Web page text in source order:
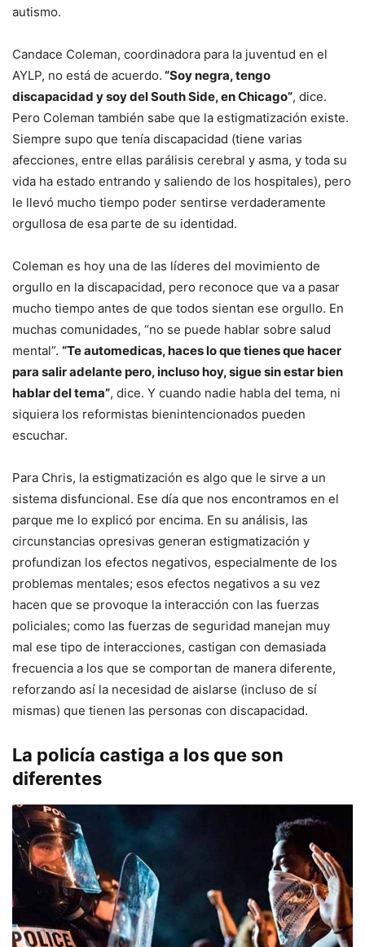
autismo.
Candace Coleman, coordinadora para la juventud en el
AYLP, no está de acuerdo. “Soy negra, tengo
discapacidad y soy del South Side, en Chicago”, dice.
Pero Coleman también sabe que la estigmatización existe.
Siempre supo que tenía discapacidad (tiene varias
afecciones, entre ellas parálisis cerebral y asma, y toda su
vida ha estado entrando y saliendo de los hospitales), pero
le llevó mucho tiempo poder sentirse verdaderamente
orgullosa de esa parte de su identidad.
Coleman es hoy una de las líderes del movimiento de
orgullo en la discapacidad, pero reconoce que va a pasar
mucho tiempo antes de que todos sientan ese orgullo. En
muchas comunidades, “no se puede hablar sobre salud
mental”. “Te automedicas, haces lo que tienes que hacer
para salir adelante pero, incluso hoy, sigue sin estar bien
hablar del tema”, dice. Y cuando nadie habla del tema, ni
siquiera los reformistas bienintencionados pueden
escuchar.
Para Chris, la estigmatización es algo que le sirve a un
sistema disfuncional. Ese día que nos encontramos en el
parque me lo explicó por encima. En su análisis, las
circunstancias opresivas generan estigmatización y
profundizan los efectos negativos, especialmente de los
problemas mentales; esos efectos negativos a su vez
hacen que se provoque la interacción con las fuerzas
policiales; como las fuerzas de seguridad manejan muy
mal ese tipo de interacciones, castigan con demasiada
frecuencia a los que se comportan de manera diferente,
reforzando así la necesidad de aislarse (incluso de sí
mismas) que tienen las personas con discapacidad.
La policía castiga a los que son
diferentes